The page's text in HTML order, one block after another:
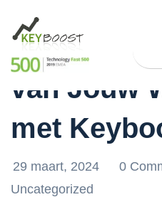
Verhoog
van Jouw
met
29 maart, 2024
0
Uncategorized